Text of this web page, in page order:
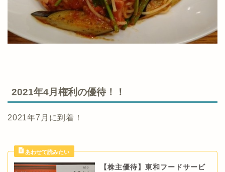
2021年4月権利の優待！！
2021年7月に到着！
【株主優待】東和フードサービ